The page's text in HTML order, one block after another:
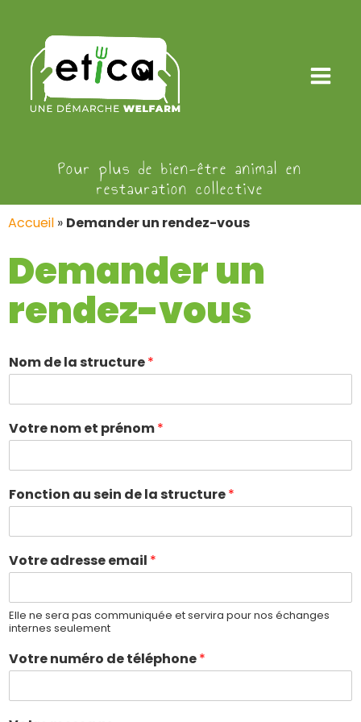
Pour plus de bien-être animal en
restauration collective
Accueil » Demander un rendez-vous
Demander un
rendez-vous
Nom de la structure*
Votre nom et prénom*
Fonction au sein de la structure*
Votre adresse email *
Elle ne sera pas communiquée et servira pour nos échanges
internes seulement
Votre numéro de téléphone*
s